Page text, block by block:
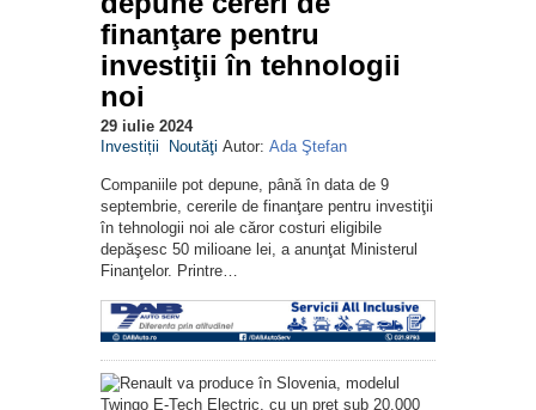
finanţare pentru
investiţii în tehnologii
noi
29 iulie 2024
Investiții
Noutăţi Autor: Ada Ştefan
Companiile pot depune, până în data de 9
septembrie, cererile de finanţare pentru investiţii
în tehnologii noi ale căror costuri eligibile
depăşesc 50 milioane lei, a anunţat Ministerul
Finanţelor. Printre…